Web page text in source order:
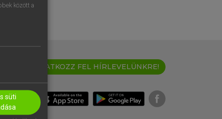
IRATKOZZ FEL HÍRLEVELÜNKRE!
között a
süti